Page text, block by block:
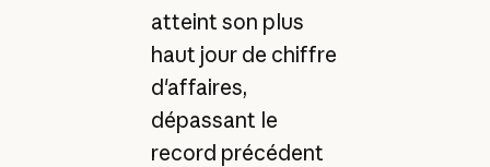
atteint son plus
haut jour de chiffre
d'affaires,
dépassant le
record précédent